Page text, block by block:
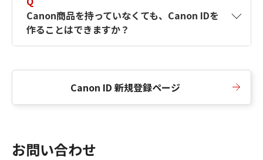
Canon商品を持っていなくても、Canon IDを
作ることはできますか？
Canon ID 新規登録ページ
お問い合わせ